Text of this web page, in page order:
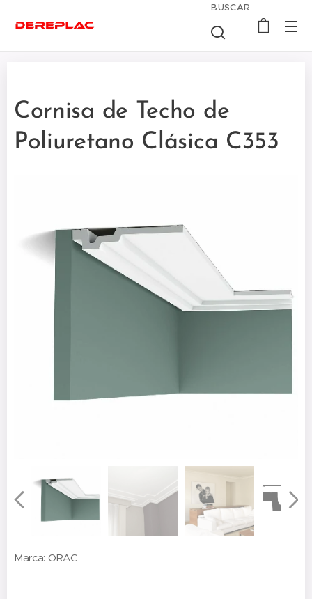
BUSCAR
Cornisa de Techo de
Poliuretano Clásica C353
Marca: ORAC